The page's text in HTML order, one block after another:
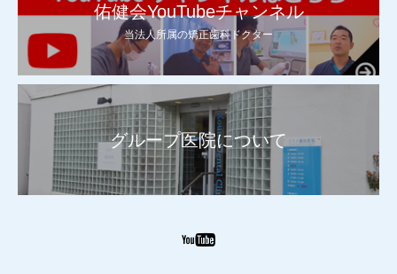
佑健会YouTubeチャンネル
当法人所属の矯正歯科ドクター
グループ医院について